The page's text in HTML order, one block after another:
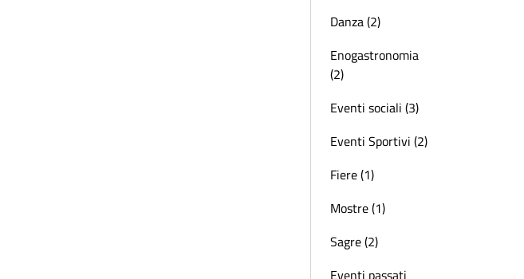
Danza (2)
Enogastronomia
(2)
Eventi sociali (3)
Eventi Sportivi (2)
Fiere (1)
Mostre (1)
Sagre (2)
Eventi passati